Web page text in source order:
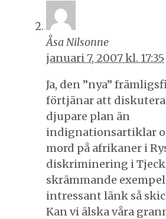
Åsa Nilsonne
januari 7, 2007 kl. 17:35
Ja, den ”nya”
förtjänar att
djupare plan än
indignationsartiklar
mord på afrikaner i
diskriminering i
skrämmande
intressant länk så
Kan vi älska våra